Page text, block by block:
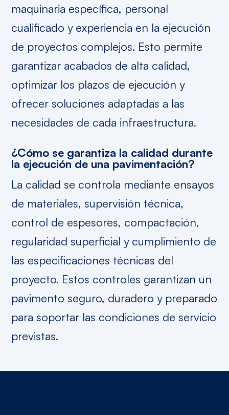
maquinaria específica, personal
cualificado y experiencia en la ejecución
de proyectos complejos. Esto permite
garantizar acabados de alta calidad,
optimizar los plazos de ejecución y
ofrecer soluciones adaptadas a las
necesidades de cada infraestructura.
¿Cómo se garantiza la calidad durante
la ejecución de una pavimentación?
La calidad se controla mediante ensayos
de materiales, supervisión técnica,
control de espesores, compactación,
regularidad superficial y cumplimiento de
las especificaciones técnicas del
proyecto. Estos controles garantizan un
pavimento seguro, duradero y preparado
para soportar las condiciones de servicio
previstas.